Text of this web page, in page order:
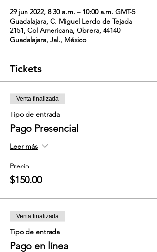
29 jun 2022, 8:30 a.m. – 10:00 a.m. GMT-5
Guadalajara, C. Miguel Lerdo de Tejada
2151, Col Americana, Obrera, 44140
Guadalajara, Jal., México
Tickets
Venta finalizada
Tipo de entrada
Pago Presencial
Leer más
Precio
$150.00
Venta finalizada
Tipo de entrada
Pago en línea